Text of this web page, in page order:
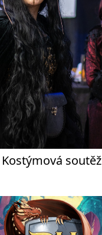
Kostýmová soutěž